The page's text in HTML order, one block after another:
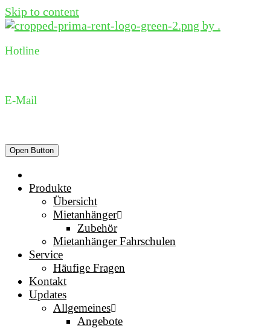
Skip to content
Hotline
E-Mail
Open Button
Produkte
Übersicht
Mietanhänger
Zubehör
Mietanhänger Fahrschulen
Service
Häufige Fragen
Kontakt
Updates
Allgemeines
Angebote